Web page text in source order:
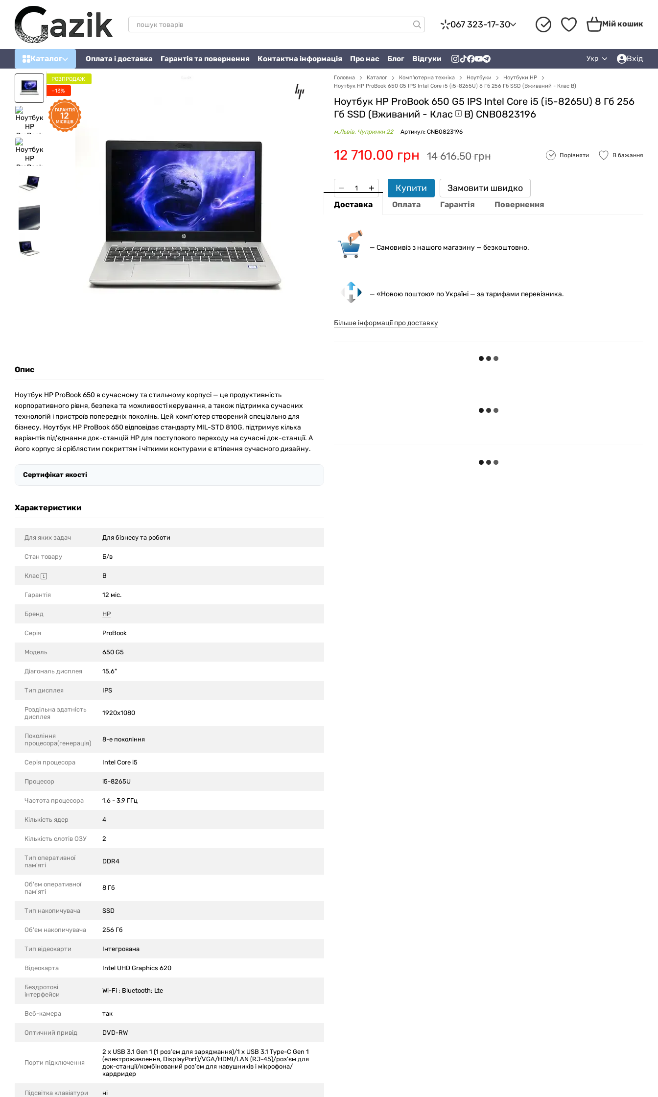
Перейти до основного контенту
067 323-17-30 Мій кошик
Каталог Оплата і доставка Гарантія та повернення Контактна інформація Про нас Блог Відгуки Укр Вхід
РОЗПРОДАЖ
−13%
Опис
Ноутбук HP ProBook 650 в сучасному та стильному корпусі — це продуктивність
корпоративного рівня, безпека та можливості керування, а також підтримка сучасних
технологій і пристроїв попередніх поколінь. Цей комп'ютер створений спеціально для
бізнесу. Ноутбук HP ProBook 650 відповідає стандарту MIL-STD 810G, підтримує кілька
варіантів під'єднання док-станцій HP для поступового переходу на сучасні док-станції. А
його корпус зі сріблястим покриттям і чіткими контурами є втілення сучасного дизайну.
Сертифікат якості
Характеристики
Для яких задач Для бізнесу та роботи
Стан товару Б/в
Клас B
Гарантія 12 міс.
Бренд HP
Серія ProBook
Модель 650 G5
Діагональ дисплея 15,6"
Тип дисплея IPS
Роздільна здатність
дисплея
1920x1080
Покоління
процесора(генерація)
8-е покоління
Серія процесора Intel Core i5
Процесор i5-8265U
Частота процесора 1,6 - 3,9 ГГц
Кількість ядер 4
Кількість слотів ОЗУ 2
Тип оперативної
пам'яті
DDR4
Об'єм оперативної
пам'яті
8 Гб
Тип накопичувача SSD
Об'єм накопичувача 256 Гб
Тип відеокарти Інтегрована
Відеокарта Intel UHD Graphics 620
Бездротові
інтерфейси
Wi-Fi ; Bluetooth; Lte
Веб-камера так
Оптичний привід DVD-RW
Порти підключення
2 x USB 3.1 Gen 1 (1 роз’єм для заряджання)/1 x USB 3.1 Type-C Gen 1
(електроживлення, DisplayPort)/VGA/HDMI/LAN (RJ-45)/роз’єм для
док-станції/комбінований роз’єм для навушників і мікрофона/
кардридер
Підсвітка клавіатури ні
Головна Каталог Комп'ютерна техніка Ноутбуки
Ноутбуки HP
Ноутбук HP ProBook 650 G5 IPS Intel Core i5 (i5-8265U) 8 Гб 256 Гб SSD (Вживаний - Клас B)
Ноутбук HP ProBook 650 G5 IPS Intel Core i5 (i5-8265U) 8 Гб 256
Гб SSD (Вживаний - Клас B) CNB0823196
м.Львів, Чупринки 22 Артикул: CNB0823196
12 710.00 грн 14 616.50 грн Порівняти В бажання
Купити Замовити швидко
Доставка Оплата Гарантія Повернення
— Самовивіз з нашого магазину — безкоштовно.
— «Новою поштою» по Україні — за тарифами перевізника.
Більше інформації про доставку